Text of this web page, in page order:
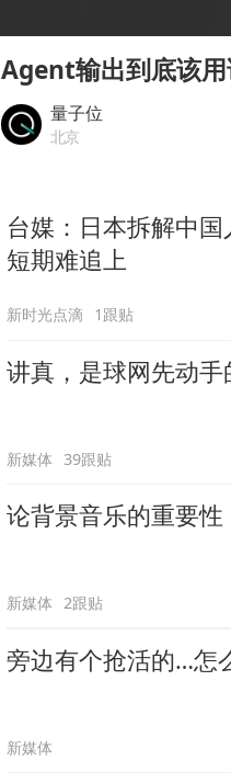
刘浩
张本
店主
Agent输出到底该
量子位
北京
台媒：日本拆解中
短期难追上
新时光点滴 1跟贴
讲真，是球网先动手
新媒体 39跟贴
论背景音乐的重要性
新媒体 2跟贴
旁边有个抢活的…怎
新媒体